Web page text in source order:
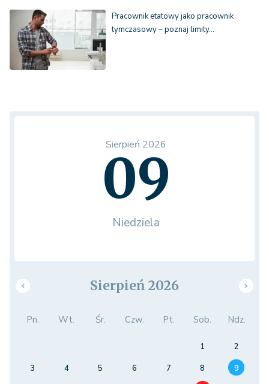
Pracownik etatowy jako pracownik
tymczasowy – poznaj limity…
Sierpień 2026
09
Niedziela
Sierpień 2026
Pn. Wt. Śr. Czw. Pt. Sob. Ndz.
1
2
3
4 5 6 7 8
9